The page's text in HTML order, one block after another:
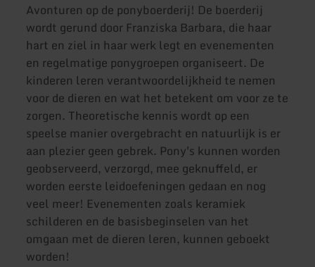
Avonturen op de ponyboerderij! De boerderij
wordt gerund door Franziska Barbara, die haar
hart en ziel in haar werk legt en evenementen
en regelmatige ponygroepen organiseert. De
kinderen leren verantwoordelijkheid te nemen
voor de dieren en wat het betekent om voor ze te
zorgen. Theoretische kennis wordt op een
speelse manier overgebracht en natuurlijk is er
aan plezier geen gebrek. Pony's kunnen worden
geobserveerd, verzorgd, mee geknuffeld, er
worden eerste leidoefeningen gedaan en nog
veel meer! Evenementen zoals keramiek
schilderen en de basisbeginselen van het
omgaan met de dieren leren, kunnen geboekt
worden!